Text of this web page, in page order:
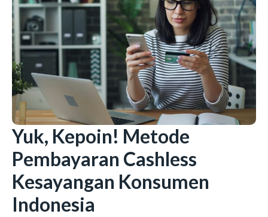
Yuk, Kepoin! Metode
Pembayaran Cashless
Kesayangan Konsumen
Indonesia